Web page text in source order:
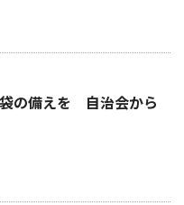
の備えを 自治会から